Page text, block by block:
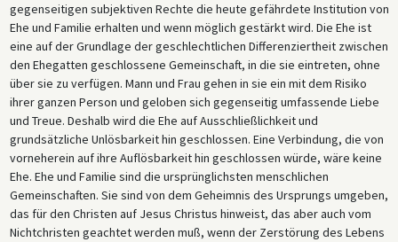
gegenseitigen subjektiven Rechte die heute gefährdete Institution von
Ehe und Familie erhalten und wenn möglich gestärkt wird. Die Ehe ist
eine auf der Grundlage der geschlechtlichen Differenziertheit zwischen
den Ehegatten geschlossene Gemeinschaft, in die sie eintreten, ohne
über sie zu verfügen. Mann und Frau gehen in sie ein mit dem Risiko
ihrer ganzen Person und geloben sich gegenseitig umfassende Liebe
und Treue. Deshalb wird die Ehe auf Ausschließlichkeit und
grundsätzliche Unlösbarkeit hin geschlossen. Eine Verbindung, die von
vorneherein auf ihre Auflösbarkeit hin geschlossen würde, wäre keine
Ehe. Ehe und Familie sind die ursprünglichsten menschlichen
Gemeinschaften. Sie sind von dem Geheimnis des Ursprungs umgeben,
das für den Christen auf Jesus Christus hinweist, das aber auch vom
Nichtchristen geachtet werden muß, wenn der Zerstörung des Lebens